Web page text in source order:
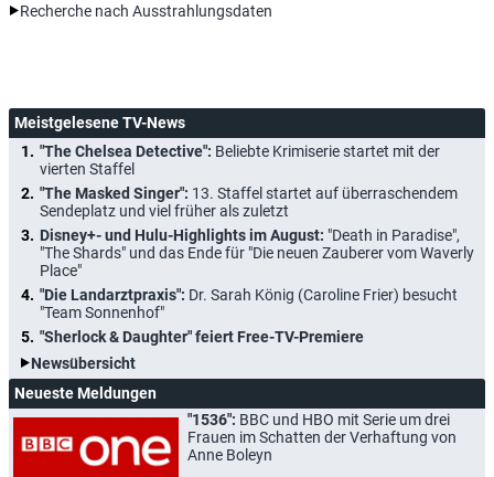
Recherche nach Ausstrahlungsdaten
Meistgelesene TV-News
"The Chelsea Detective": Beliebte Krimiserie startet mit der
vierten Staffel
"The Masked Singer": 13. Staffel startet auf überraschendem
Sendeplatz und viel früher als zuletzt
Disney+- und Hulu-Highlights im August: "Death in Paradise",
"The Shards" und das Ende für "Die neuen Zauberer vom Waverly
Place"
"Die Landarztpraxis": Dr. Sarah König (Caroline Frier) besucht
"Team Sonnenhof"
"Sherlock & Daughter" feiert Free-TV-Premiere
Newsübersicht
Neueste Meldungen
"1536": BBC und HBO mit Serie um drei
Frauen im Schatten der Verhaftung von
Anne Boleyn